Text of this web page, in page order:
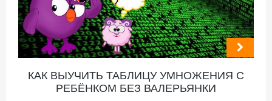
КАК ВЫУЧИТЬ ТАБЛИЦУ УМНОЖЕНИЯ С
РЕБЁНКОМ БЕЗ ВАЛЕРЬЯНКИ